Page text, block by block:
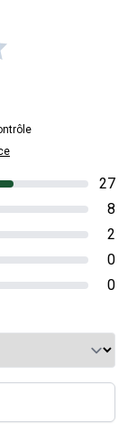
27
8
2
0
0